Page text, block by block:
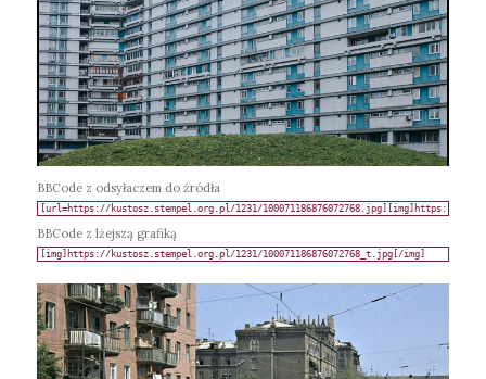
BBCode z odsyłaczem do źródła
BBCode z lżejszą grafiką